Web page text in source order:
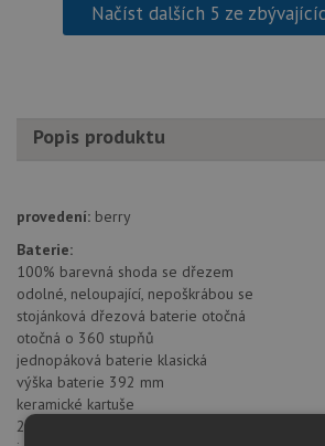
Načíst dalších 5 ze
Popis produktu
provedení: berry
Baterie:
100% barevná shoda se dřezem
odolné, neloupající, nepoškrábou se
stojánková dřezová baterie otočná
otočná o 360 stupňů
jednopáková baterie klasická
výška baterie 392 mm
keramické kartuše
2 pružné propojovací hadice o délce 450 mm